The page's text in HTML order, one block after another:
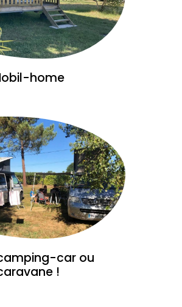
home
car ou
!